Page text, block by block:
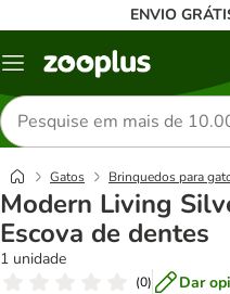
ENVIO
Menu
Pesquisar
produtos
Gatos Brinquedos para
Modern Living
Escova de dentes
1 unidade
(0) Dar